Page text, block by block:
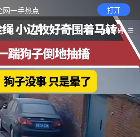
网一手热点 打开
无障碍